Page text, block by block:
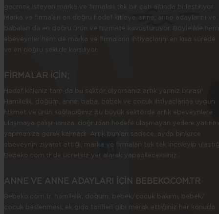
geçmek isteyen marka ve firmaları tek bir çatı altında birleştiriyor.
Marka ve firmaları en doğru hedef kitleye, anne, anne adaylarını ve
babaları da en doğru ürün ve hizmete kavuşturuyor. Böylelikle hem
ebeveynler hem de marka ve firmaların ihtiyaçlarını en kısa sürede
ve en doğru şekilde karşılıyor.
FİRMALAR İÇİN;
Hedef kitleniz tam da bu sektör diyorsanız artık yeriniz burası!
Hamilelik, doğum, anne, baba, bebek ve çocuk ihtiyaçlarına uygun
hizmet ve ürün sağladığınız bu büyük sektörde artık ebeveynlere
ulaşmaya çalışmanıza, doğrudan hedefe ulaşmayan yerlere yatırım
yapmanıza gerek kalmadı. Artık bunları sadece, ayda binlerce
ebeveynin ziyaret ettiği, marka ve firmaları tek tek inceleyip
Bebeko.com.tr’de ücretsiz yer alarak yapabileceksiniz.
ANNE VE ANNE ADAYLARI İÇİN BEBEKO.COM.TR
Bebeko.com.tr, hamilelik, doğum, bebek/çocuk bakımı, bebek/
çocuk beslenmesi, ek gıda tarifleri gibi merak ettiğiniz her konuda